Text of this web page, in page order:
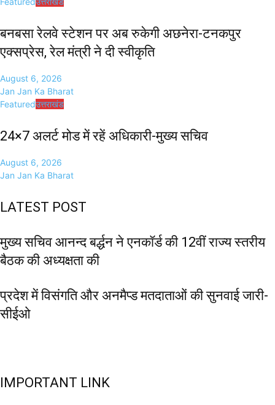
बनबसा रेलवे स्टेशन पर अब रुकेगी अछनेरा-टनकपुर
एक्सप्रेस, रेल मंत्री ने दी स्वीकृति
August 6, 2026
Jan Jan Ka Bharat
Featuredउत्तराखंड
24×7 अलर्ट मोड में रहें अधिकारी-मुख्य सचिव
August 6, 2026
Jan Jan Ka Bharat
LATEST POST
मुख्य सचिव आनन्द बर्द्धन ने एनकॉर्ड की 12वीं राज्य स्तरीय
बैठक की अध्यक्षता की
प्रदेश में विसंगति और अनमैप्ड मतदाताओं की सुनवाई जारी-
सीईओ
IMPORTANT LINK